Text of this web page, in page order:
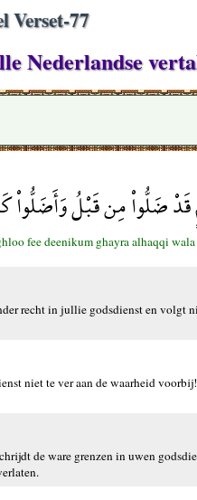
Verset-77
Nederlandse
قَدْ ضَلُّواْ مِن قَبْلُ
fee deenikum ghayra alhaqqi
recht in jullie godsdienst en volgt
niet te ver aan de waarheid
de ware grenzen in uwen